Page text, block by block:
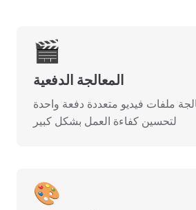
🎬
المعالجة الدفعية
ملفات فيديو متعددة دفعة واحدة
لتحسين كفاءة العمل بشكل كبير
🎨